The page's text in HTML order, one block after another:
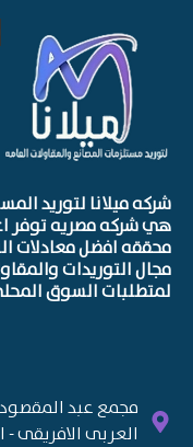
شركه ميلانا لتوريد
هي شركه مصريه توفر
محققه افضل معادلات
مجال التوريدات
لمتطلبات السوق
العربى الافريقى